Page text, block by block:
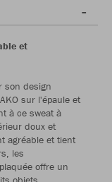
et
son design
sur l'épaule et
à ce sweat à
doux et
agréable et tient
les
offre un